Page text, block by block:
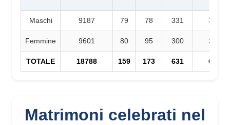
Maschi 9187 79 78 331 353
Femmine 9601 80 95 300 291
TOTALE 18788 159 173 631 644
Matrimoni celebrati nel